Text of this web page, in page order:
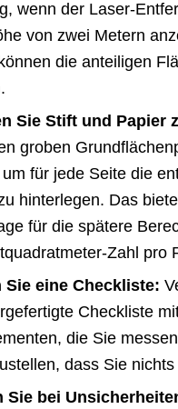
wenn der Laser-
von zwei Metern
die anteiligen
Sie Stift und Papier
groben
um für jede Seite die
hinterlegen. Das
für die spätere
Zahl pro
Sie eine Checkliste:
Checkliste
die Sie
dass Sie
Sie bei